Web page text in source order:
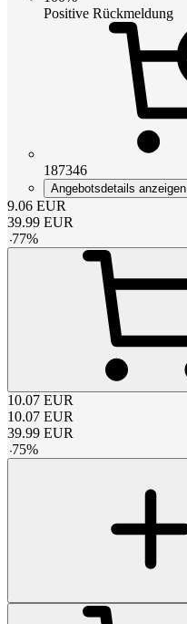
Positive Rückmeldung
187346
Angebotsdetails anzeigen
9.06 EUR
39.99 EUR
-77%
10.07 EUR
10.07 EUR
39.99 EUR
-75%